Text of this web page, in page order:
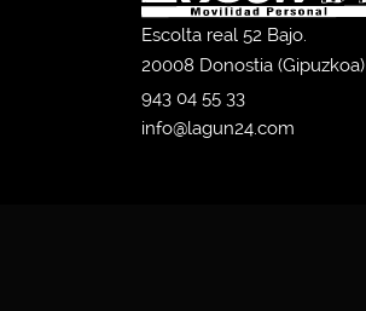
Escolta real 52 Bajo.
20008 Donostia (Gipuzkoa)
943 04 55 33
info@lagun24.com